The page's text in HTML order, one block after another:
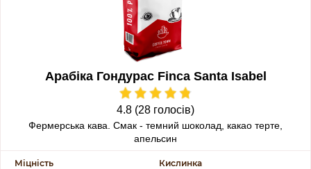
Арабіка Гондурас Finca Santa Isabel
4.8 (28 голосів)
Фермерська кава. Смак - темний шоколад, какао терте,
апельсин
Міцність Кислинка